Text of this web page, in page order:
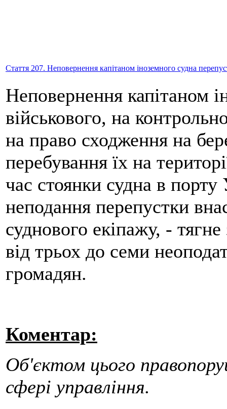
Стаття 207. Неповернення капітаном іноземного судна
Неповернення капітаном
військового, на
на право сходження на
перебування їх на
час стоянки судна в порту
неподання перепустки
суднового екіпажу, -
від трьох до семи
громадян.
Коментар:
Об'єктом цього
сфері управління.